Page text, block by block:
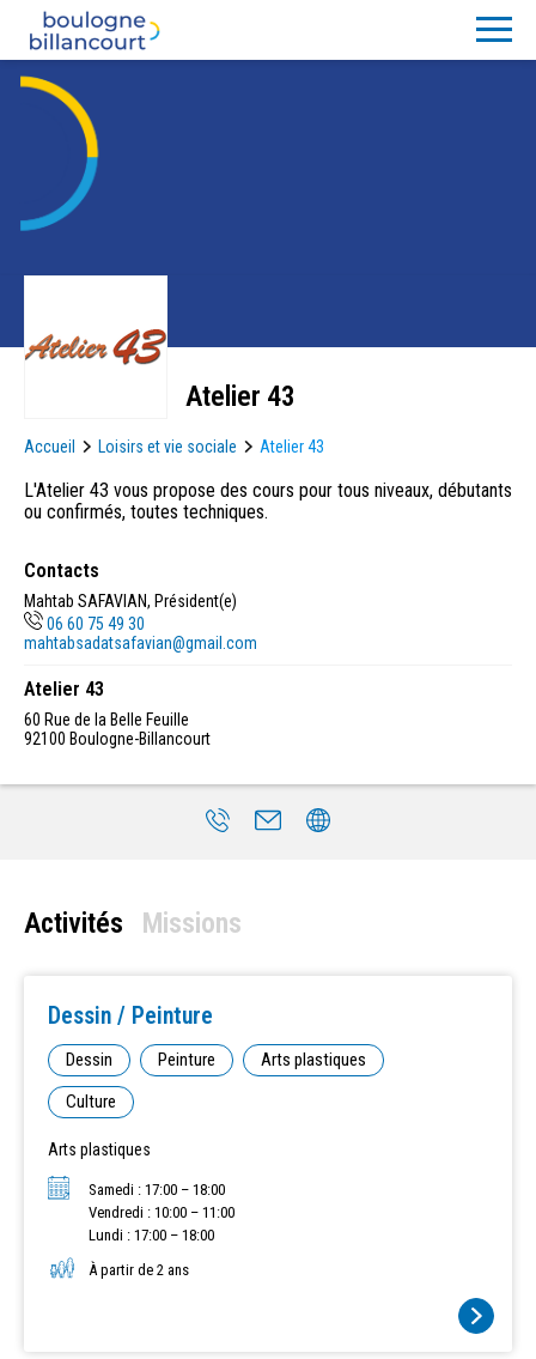
Atelier 43
Accueil Loisirs et vie sociale Atelier 43
L'Atelier 43 vous propose des cours pour tous niveaux, débutants
ou confirmés, toutes techniques.
Contacts
Mahtab SAFAVIAN, Président(e)
06 60 75 49 30
mahtabsadatsafavian@gmail.com
Atelier 43
60 Rue de la Belle Feuille
92100 Boulogne-Billancourt
Activités Missions
Dessin / Peinture
Dessin Peinture
Arts plastiques
Culture
Arts plastiques
Samedi : 17:00 – 18:00
Vendredi : 10:00 – 11:00
Lundi : 17:00 – 18:00
À partir de 2 ans